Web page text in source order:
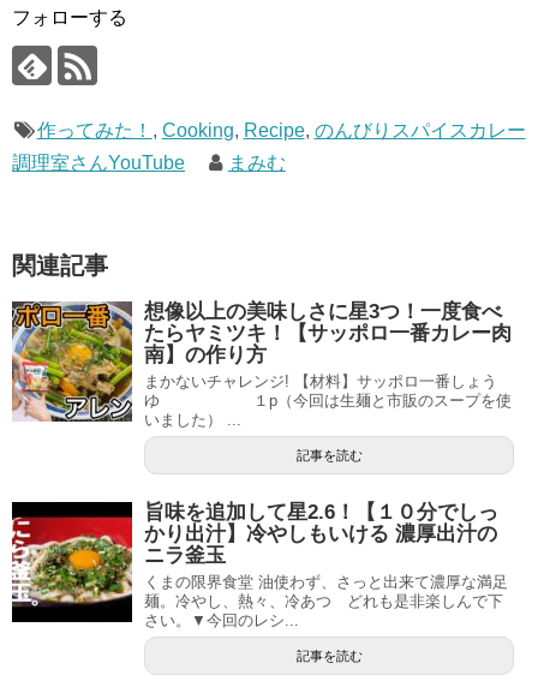
フォローする
作ってみた！ , Cooking, Recipe, のんびりスパイスカレー
調理室さんYouTube
まみむ
関連記事
想像以上の美味しさに星3つ！一度食べ
たらヤミツキ！【サッポロ一番カレー肉
南】の作り方
まかないチャレンジ! 【材料】サッポロ一番しょう
ゆ １p（今回は生麺と市販のスープを使
いました） ...
記事を読む
旨味を追加して星2.6！【１０分でしっ
かり出汁】冷やしもいける 濃厚出汁の
ニラ釜玉
くまの限界食堂 油使わず、さっと出来て濃厚な満足
麺。冷やし、熱々、冷あつ どれも是非楽しんで下
さい。▼今回のレシ...
記事を読む